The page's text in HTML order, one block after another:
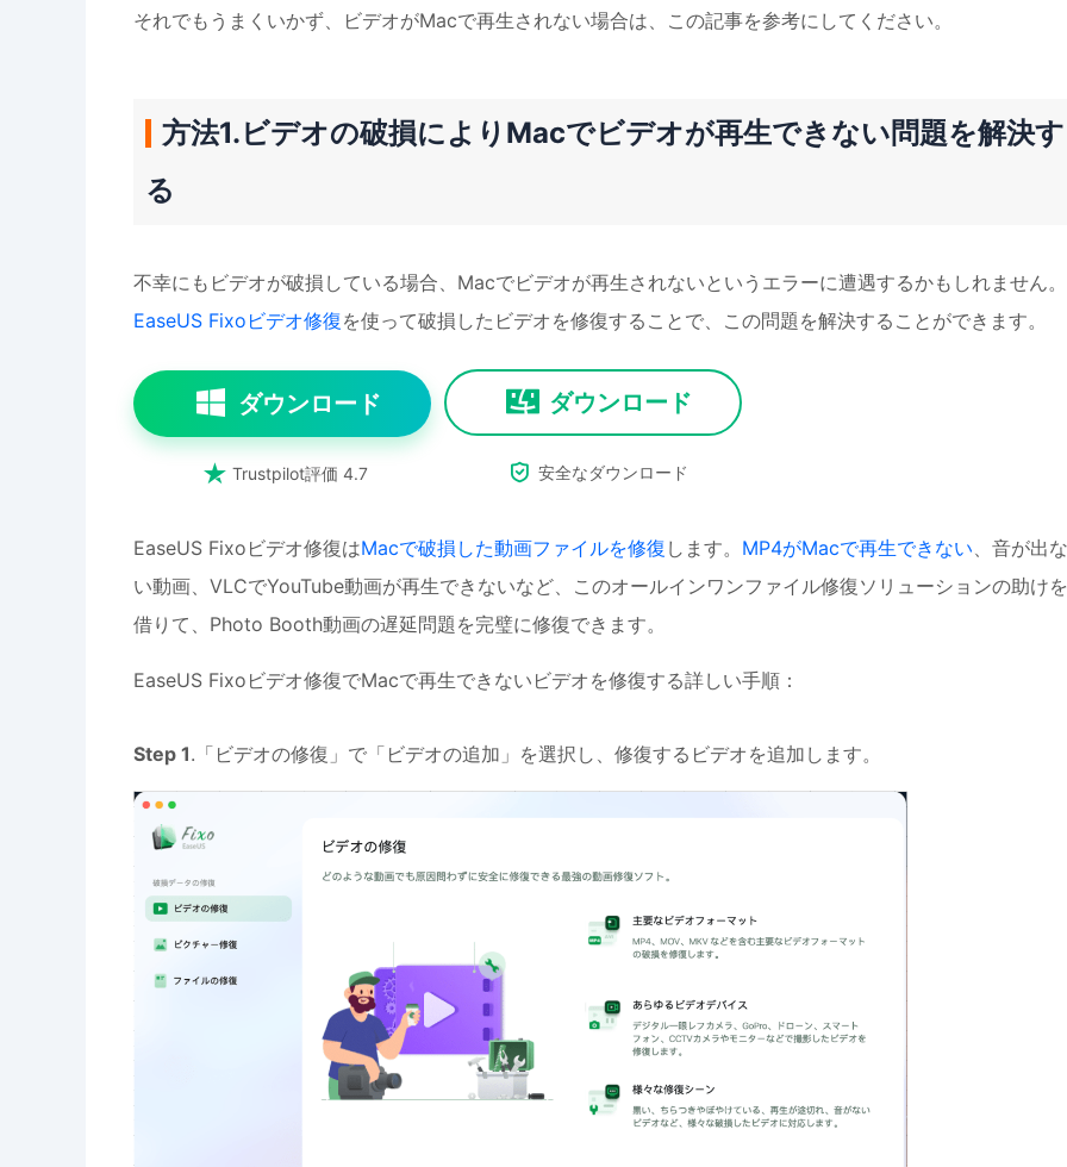
それでもうまくいかず、ビデオがMacで再生されない場合は、この記事を参考にしてください。
方法1.ビデオの破損によりMacでビデオが再生できない問題を解決す
る
不幸にもビデオが破損している場合、Macでビデオが再生されないというエラーに遭遇するかもしれません。
EaseUS Fixoビデオ修復を使って破損したビデオを修復することで、この問題を解決することができます。
ダウンロード
 Trustpilot評価 4.7
ダウンロード
 安全なダウンロード
EaseUS Fixoビデオ修復はMacで破損した動画ファイルを修復 します。 MP4がMacで再生できない、音が出な
い動画、VLCでYouTube動画が再生できないなど、このオールインワンファイル修復ソリューションの助けを
借りて、Photo Booth動画の遅延問題を完璧に修復できます。
EaseUS Fixoビデオ修復でMacで再生できないビデオを修復する詳しい手順：
Step 1.「ビデオの修復」で「ビデオの追加」を選択し、修復するビデオを追加します。